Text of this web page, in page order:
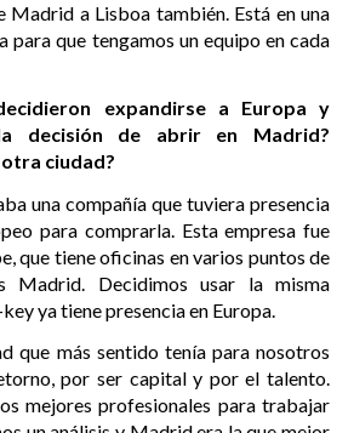
a Lisboa también. Está en una
para que tengamos un equipo en cada
expandirse a Europa y
decisión de abrir en Madrid?
ciudad?
una compañía que tuviera presencia
para comprarla. Esta empresa fue
que tiene oficinas en varios puntos de
Madrid. Decidimos usar la misma
ya tiene presencia en Europa.
que más sentido tenía para nosotros
por ser capital y por el talento.
mejores profesionales para trabajar